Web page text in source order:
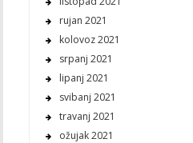
rujan 2021
kolovoz 2021
srpanj 2021
lipanj 2021
svibanj 2021
travanj 2021
ožujak 2021